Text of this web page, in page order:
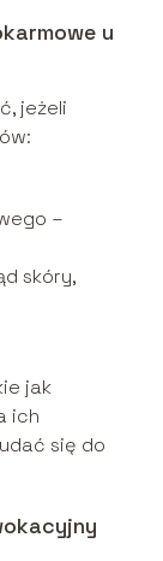
u
jeżeli
–
skóry,
jak
ich
się do